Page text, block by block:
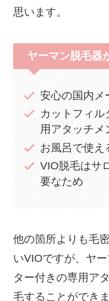
思います。
ヤーマン脱毛器
安心の国内メ
カットフィル
用アタッチメ
お風呂で使え
VIO脱毛はサ
要なため
他の箇所よりも毛
いVIOですが、ヤ
ター付きの専用ア
毛することができま